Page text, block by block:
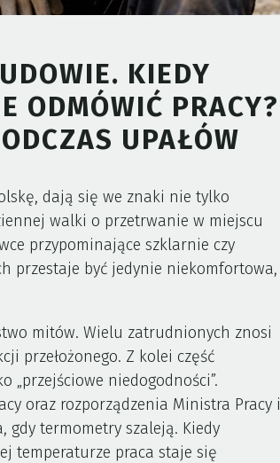
KIEDY
ODMÓWIĆ PRACY?
UPAŁÓW
dają się we znaki nie tylko
walki o przetrwanie w miejscu
przypominające szklarnie czy
przestaje być jedynie niekomfortowa,
mitów. Wielu zatrudnionych znosi
przełożonego. Z kolei część
„przejściowe niedogodności”.
oraz rozporządzenia Ministra Pracy i
gdy termometry szaleją. Kiedy
temperaturze praca staje się